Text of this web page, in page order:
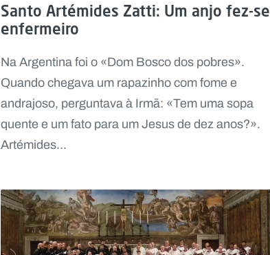
Santo Artémides Zatti: Um anjo fez-se
enfermeiro
Na Argentina foi o «Dom Bosco dos pobres».
Quando chegava um rapazinho com fome e
andrajoso, perguntava à Irmã: «Tem uma sopa
quente e um fato para um Jesus de dez anos?».
Artémides...